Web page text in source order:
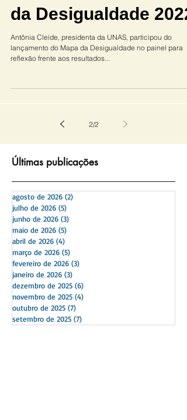
lançamento do Mapa
da Desigualdade 2022
Antônia Cleide, presidenta da UNAS, participou do
2/2
​Últimas publicações
agosto de 2026 (2)
julho de 2026 (5)
junho de 2026 (3)
maio de 2026 (5)5 posts
abril de 2026 (4)4 posts
março de 2026 (5)5 posts
fevereiro de 2026 (3)3 posts
janeiro de 2026 (3) 3 posts
dezembro de 2025 (6)
novembro de 2025 (4)